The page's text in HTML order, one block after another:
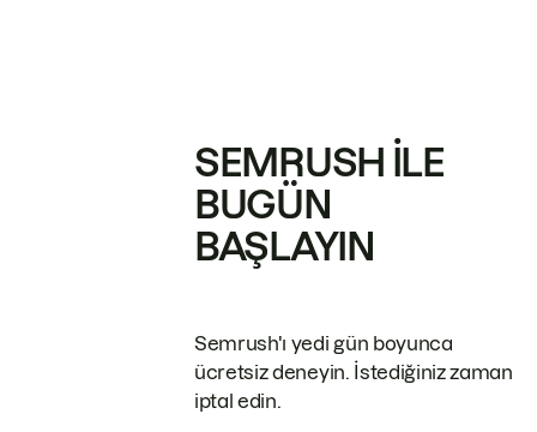
SEMRUSH ILE
BUGÜN
BAŞLAYIN
Semrush'ı yedi gün boyunca
ücretsiz deneyin. İstediğiniz zaman
iptal edin.